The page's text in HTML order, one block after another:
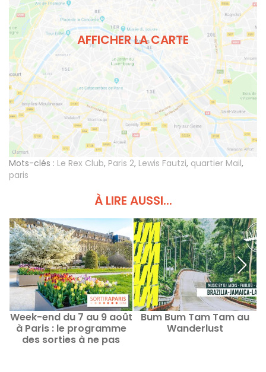
AFFICHER LA CARTE
Mots-clés : Le Rex Club, Paris 2, Lewis Fautzi, quartier Mail,
paris
À LIRE AUSSI...
Week-end du 7 au 9 août
à Paris : le programme
des sorties à ne pas
Bum Bum Tam Tam au
Wanderlust